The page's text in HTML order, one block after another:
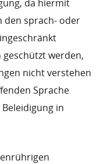
da hiermit
den sprach- oder
werden,
nicht verstehen
Sprache
in